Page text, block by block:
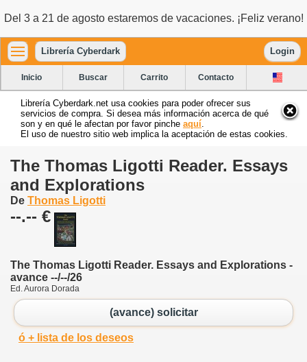
Del 3 a 21 de agosto estaremos de vacaciones. ¡Feliz verano!
Librería Cyberdark Login
Inicio Buscar Carrito Contacto
Librería Cyberdark.net usa cookies para poder ofrecer sus
servicios de compra. Si desea más información acerca de qué
son y en qué le afectan por favor pinche aquí
El uso de nuestro sitio web implica la aceptación de estas cookies.
The Thomas Ligotti Reader. Essays
and Explorations
De Thomas Ligotti
--.-- €
The Thomas Ligotti Reader. Essays and Explorations -
avance --/--/26
Ed. Aurora Dorada
(avance) solicitar
ó + lista de los deseos